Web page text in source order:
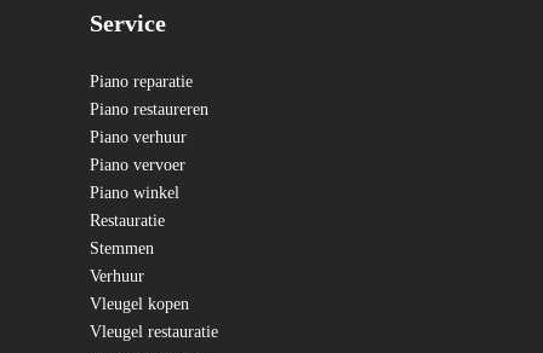
Service
Piano reparatie
Piano restaureren
Piano verhuur
Piano vervoer
Piano winkel
Restauratie
Stemmen
Verhuur
Vleugel kopen
Vleugel restauratie